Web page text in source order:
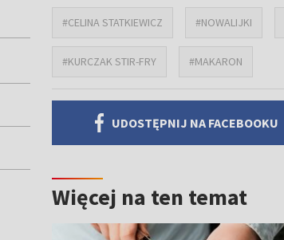
#CELINA STATKIEWICZ #NOWALIJKI
#KURCZAK STIR-FRY #MAKARON
UDOSTĘPNIJ NA FACEBOOKU
Więcej na ten temat